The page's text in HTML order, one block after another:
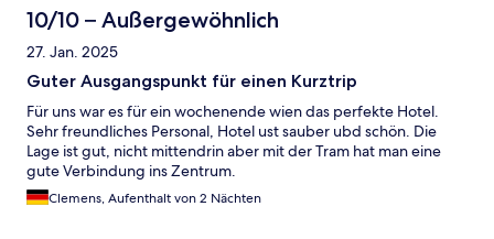
10/10 – Außergewöhnlich
27. Jan. 2025
Guter Ausgangspunkt für einen Kurztrip
Für uns war es für ein wochenende wien das perfekte Hotel.
Sehr freundliches Personal, Hotel ust sauber ubd schön. Die
Lage ist gut, nicht mittendrin aber mit der Tram hat man eine
gute Verbindung ins Zentrum.
Clemens, Aufenthalt von 2 Nächten